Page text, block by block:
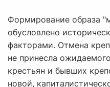
Формирование образа
обусловлено
факторами. Отмена
не принесла
крестьян и бывших
новой,